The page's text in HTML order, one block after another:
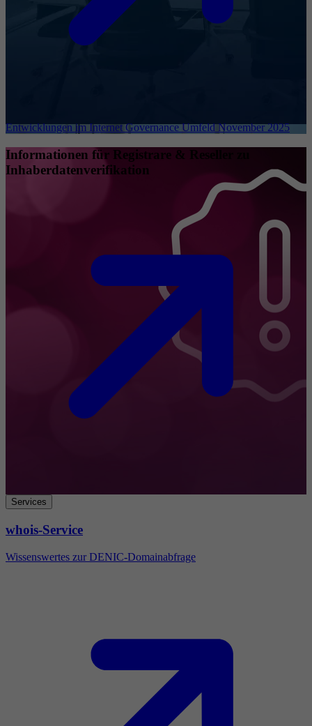
Entwicklungen im Internet Governance Umfeld November 2025
Informationen für Registrare & Reseller zu
Inhaberdatenverifikation
Services
whois-Service
Wissenswertes zur DENIC-Domainabfrage